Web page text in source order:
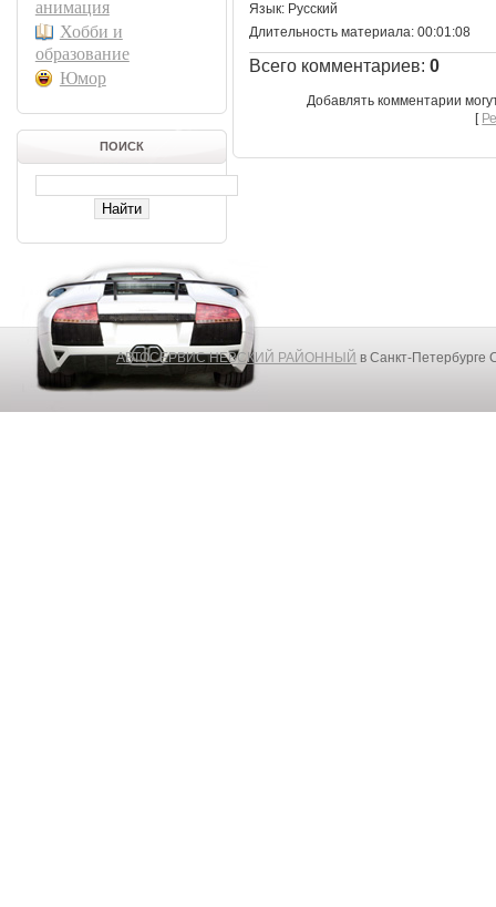
анимация
Хобби и
образование
Юмор
ПОИСК
Язык: Русский
Длительность материала: 00:01:08
Всего комментариев: 0
Добавлять комментарии
[
АВТОСЕРВИС НЕВСКИЙ РАЙОННЫЙ в Санкт-Петербурге